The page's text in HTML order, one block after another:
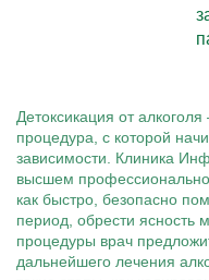
Детоксикация от
процедура, с которой
зависимости. Клиника
высшем
как быстро, безопасно
период, обрести
процедуры врач
дальнейшего лечения